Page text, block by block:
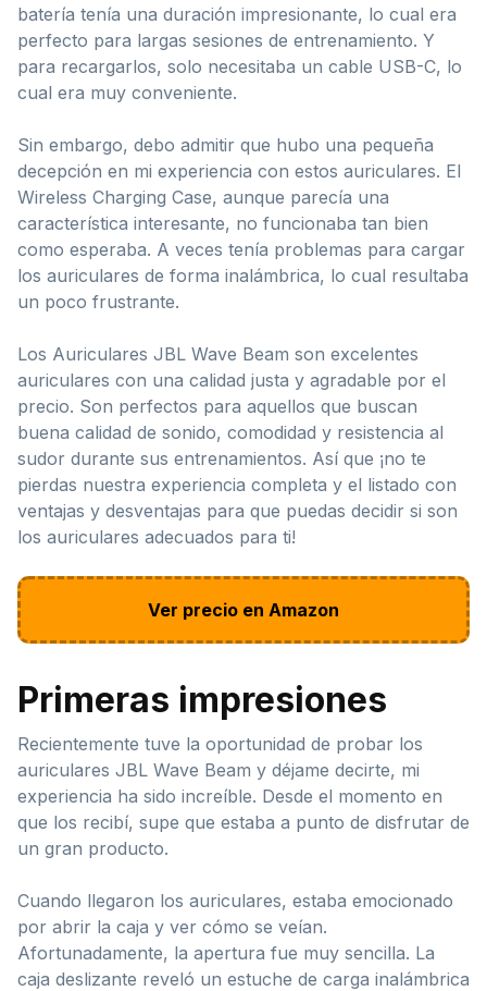
batería tenía una duración impresionante, lo cual era
perfecto para largas sesiones de entrenamiento. Y
para recargarlos, solo necesitaba un cable USB-C, lo
cual era muy conveniente.
Sin embargo, debo admitir que hubo una pequeña
decepción en mi experiencia con estos auriculares. El
Wireless Charging Case, aunque parecía una
característica interesante, no funcionaba tan bien
como esperaba. A veces tenía problemas para cargar
los auriculares de forma inalámbrica, lo cual resultaba
un poco frustrante.
Los Auriculares JBL Wave Beam son excelentes
auriculares con una calidad justa y agradable por el
precio. Son perfectos para aquellos que buscan
buena calidad de sonido, comodidad y resistencia al
sudor durante sus entrenamientos. Así que ¡no te
pierdas nuestra experiencia completa y el listado con
ventajas y desventajas para que puedas decidir si son
los auriculares adecuados para ti!
Ver precio en Amazon
Primeras impresiones
Recientemente tuve la oportunidad de probar los
auriculares JBL Wave Beam y déjame decirte, mi
experiencia ha sido increíble. Desde el momento en
que los recibí, supe que estaba a punto de disfrutar de
un gran producto.
Cuando llegaron los auriculares, estaba emocionado
por abrir la caja y ver cómo se veían.
Afortunadamente, la apertura fue muy sencilla. La
caja deslizante reveló un estuche de carga inalámbrica